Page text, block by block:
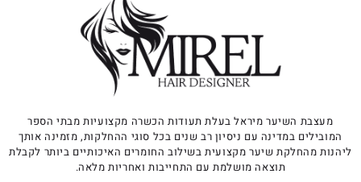
מעצבת השיער מיראל בעלת תעודות הכשרה מקצועיות מבתי הספר
המובילים במדינה עם ניסיון רב שנים בכל סוגי ההחלקות, מזמינה אותך
ליהנות מהחלקת שיער מקצועית בשילוב החומרים האיכותיים ביותר לקבלת
תוצאה מושלמת עם התחייבות ואחריות מלאה.